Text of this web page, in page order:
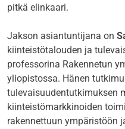
pitkä elinkaari.
Jakson asiantuntijana on
kiinteistötalouden ja
professorina Rakennetun
yliopistossa. Hänen
tulevaisuudentutkimuksen
kiinteistömarkkinoiden
rakennettuun ympäristöön